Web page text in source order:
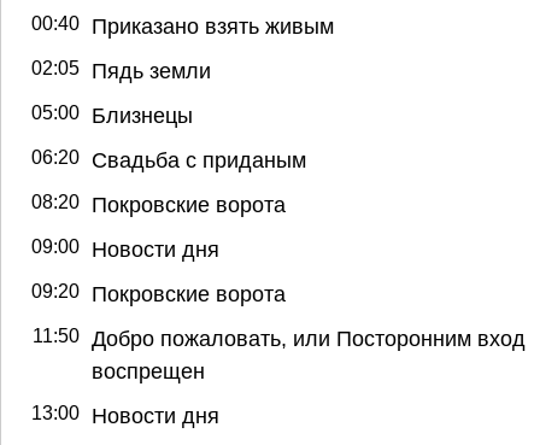
00:40 Приказано взять живым
02:05 Пядь земли
05:00 Близнецы
06:20 Свадьба с приданым
08:20 Покровские ворота
09:00 Новости дня
09:20 Покровские ворота
11:50 Добро пожаловать, или Посторонним вход
воспрещен
13:00 Новости дня